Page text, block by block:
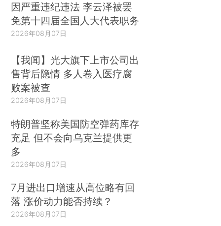
因严重违纪违法 李云泽被罢
免第十四届全国人大代表职务
2026年08月07日
【我闻】光大旗下上市公司出
售背后隐情 多人卷入医疗腐
败案被查
2026年08月07日
特朗普坚称美国防空弹药库存
充足 但不会向乌克兰提供更
多
2026年08月07日
7月进出口增速从高位略有回
落 涨价动力能否持续？
2026年08月07日